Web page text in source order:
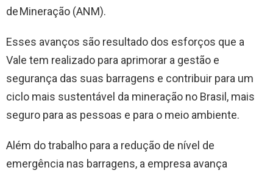
de Mineração (ANM).
Esses avanços são resultado dos esforços que a
Vale tem realizado para aprimorar a gestão e
segurança das suas barragens e contribuir para um
ciclo mais sustentável da mineração no Brasil, mais
seguro para as pessoas e para o meio ambiente.
Além do trabalho para a redução de nível de
emergência nas barragens, a empresa avança